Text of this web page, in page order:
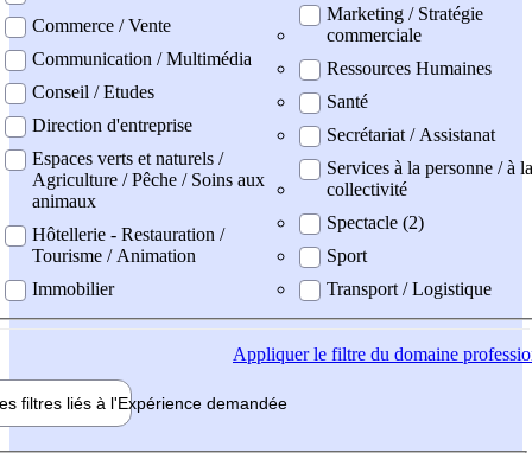
Commerce / Vente
Communication / Multimédia
Conseil / Etudes
Direction d'entreprise
Espaces verts et naturels /
Agriculture / Pêche / Soins aux
animaux
Hôtellerie - Restauration /
Tourisme / Animation
Immobilier
Marketing / Stratégie
commerciale
Ressources Humaines
Santé
Secrétariat / Assistanat
Services à la personne / à la
collectivité
Spectacle (2)
Sport
Transport / Logistique
Appliquerle filtre du domaine
filtres liés à l'Expérience demandée